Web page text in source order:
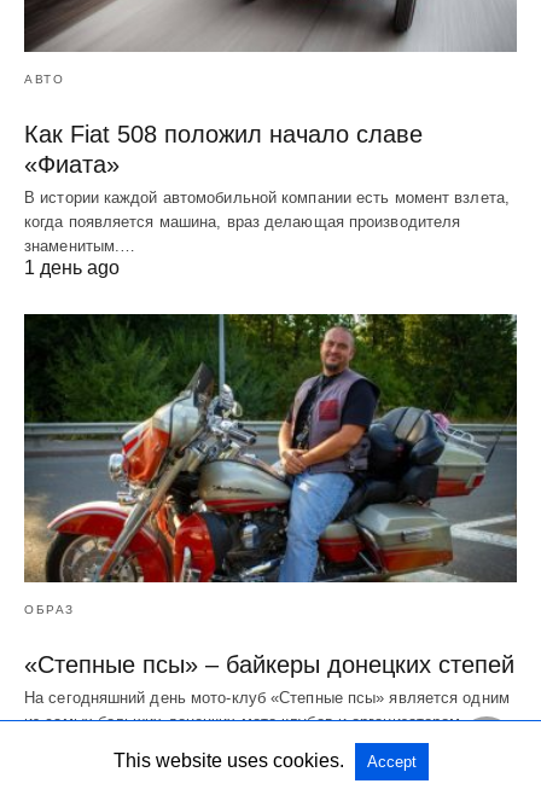
АВТО
Как Fiat 508 положил начало славе
«Фиата»
В истории каждой автомобильной компании есть момент взлета,
когда появляется машина, враз делающая производителя
знаменитым.…
1 день ago
ОБРАЗ
«Степные псы» – байкеры донецких степей
На сегодняшний день мото-клуб «Степные псы» является одним
из самых больших донецких мото-клубов и организатором…
This website uses cookies.
Accept